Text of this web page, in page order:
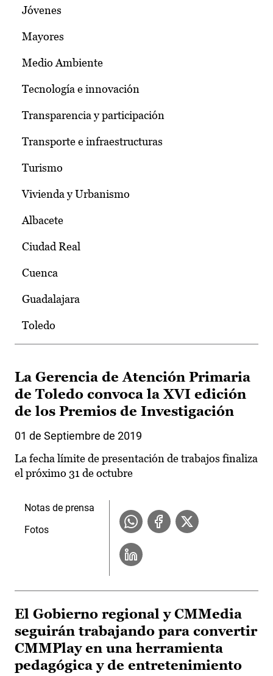
Jóvenes
Mayores
Medio Ambiente
Tecnología e innovación
Transparencia y participación
Transporte e infraestructuras
Turismo
Vivienda y Urbanismo
Albacete
Ciudad Real
Cuenca
Guadalajara
Toledo
La Gerencia de Atención Primaria
de Toledo convoca la XVI edición
de los Premios de Investigación
01 de Septiembre de 2019
La fecha límite de presentación de trabajos finaliza
el próximo 31 de octubre
Notas de prensa
Fotos
El Gobierno regional y CMMedia
seguirán trabajando para convertir
CMMPlay en una herramienta
pedagógica y de entretenimiento